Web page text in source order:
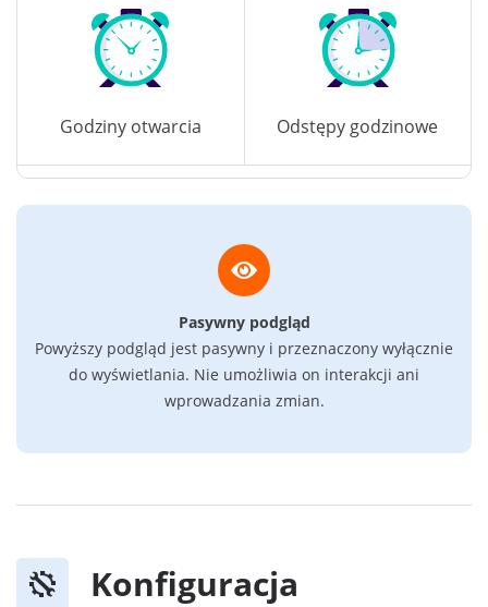
Godziny otwarcia Odstępy godzinowe
Pasywny podgląd
Powyższy podgląd jest pasywny i przeznaczony wyłącznie
do wyświetlania. Nie umożliwia on interakcji ani
wprowadzania zmian.
Konfiguracja